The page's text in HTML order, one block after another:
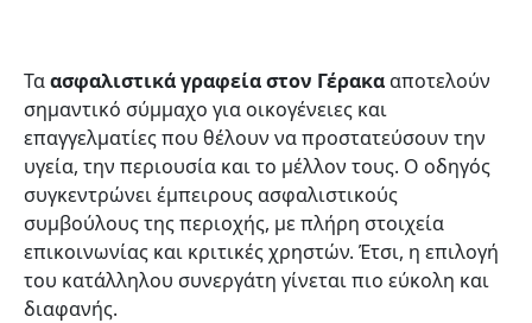
Ταασφαλιστικά γραφεία στον Γέρακααποτελούν
σημαντικό σύμμαχο για οικογένειες και
επαγγελματίες που θέλουν να προστατεύσουν την
υγεία, την περιουσία και το μέλλον τους. Ο οδηγός
συγκεντρώνει έμπειρους ασφαλιστικούς
συμβούλους της περιοχής, με πλήρη στοιχεία
επικοινωνίας και κριτικές χρηστών. Έτσι, η επιλογή
του κατάλληλου συνεργάτη γίνεται πιο εύκολη και
διαφανής.